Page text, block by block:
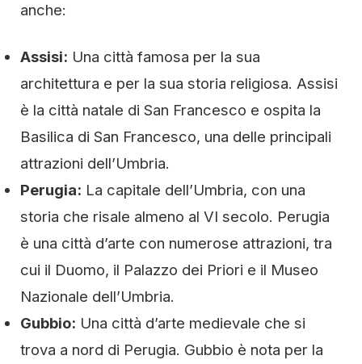
anche:
Assisi: Una città famosa per la sua
architettura e per la sua storia religiosa. Assisi
è la città natale di San Francesco e ospita la
Basilica di San Francesco, una delle principali
attrazioni dell’Umbria.
Perugia: La capitale dell’Umbria, con una
storia che risale almeno al VI secolo. Perugia
è una città d’arte con numerose attrazioni, tra
cui il Duomo, il Palazzo dei Priori e il Museo
Nazionale dell’Umbria.
Gubbio: Una città d’arte medievale che si
trova a nord di Perugia. Gubbio è nota per la